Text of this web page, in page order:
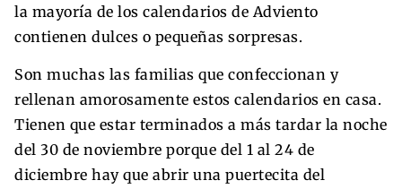
la mayoría de los calendarios de Adviento
contienen dulces o pequeñas sorpresas.
Son muchas las familias que confeccionan y
rellenan amorosamente estos calendarios en casa.
Tienen que estar terminados a más tardar la noche
del 30 de noviembre porque del 1 al 24 de
diciembre hay que abrir una puertecita del